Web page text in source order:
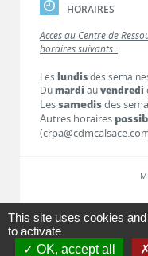
HORAIRES
Accès au Centre de
horaires suivants :
Les lundisdes
Dumardi auvendredi
Lessamedisdes
Autres horaires
This site uses cookies
to activate
OK, accept all